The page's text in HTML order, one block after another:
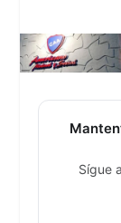
Sígue